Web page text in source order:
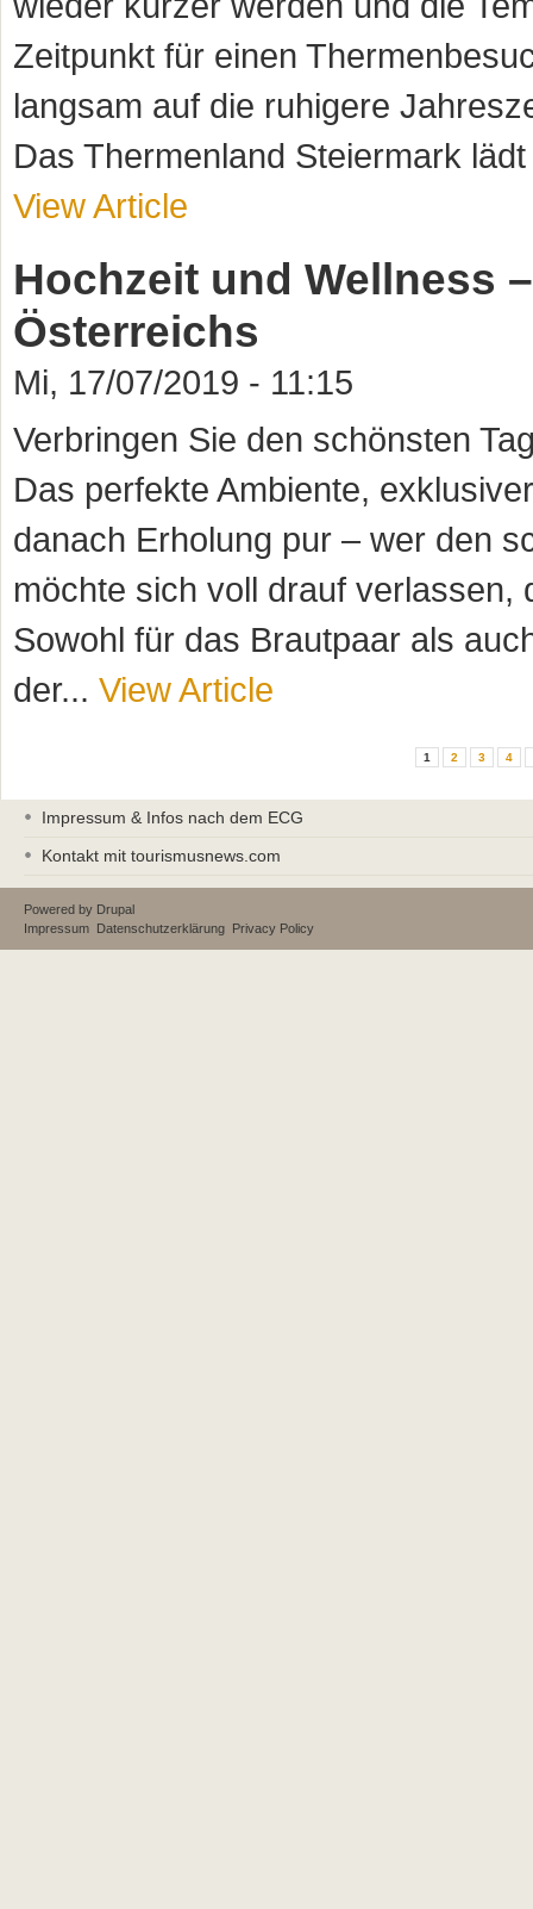
Zeitpunkt für einen
langsam auf die ruhigere
Das Thermenland Steiermark
View Article
Hochzeit und Wellness
Österreichs
Mi, 17/07/2019 - 11:15
Verbringen Sie den schönsten
Das perfekte Ambiente,
danach Erholung pur – wer den
möchte sich voll drauf
Sowohl für das Brautpaar als
der... View Article
1 2 3 4
Impressum & Infos nach dem ECG
Kontakt mit tourismusnews.com
Powered by Drupal
Impressum Datenschutzerklärung Privacy Policy